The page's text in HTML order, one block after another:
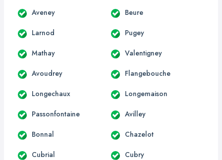
Aveney Beure
Larnod Pugey
Mathay Valentigney
Avoudrey Flangebouche
Longechaux Longemaison
Passonfontaine Avilley
Bonnal Chazelot
Cubrial Cubry